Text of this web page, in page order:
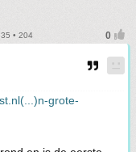
• 204
grote-